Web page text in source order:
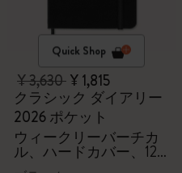
Quick Shop
¥ 3,630¥ 1,815
クラシック ダイアリー
2026 ポケット
ウィークリーバーチカ
ル、ハードカバー、12
ヶ月